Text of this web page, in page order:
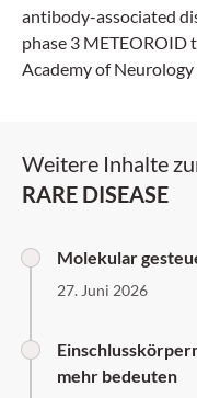
antibody-associated
phase 3 METEOROID
Academy of
Weitere Inhalte
RARE DISEASE
Molekular
27. Juni 2026
mehr bedeuten